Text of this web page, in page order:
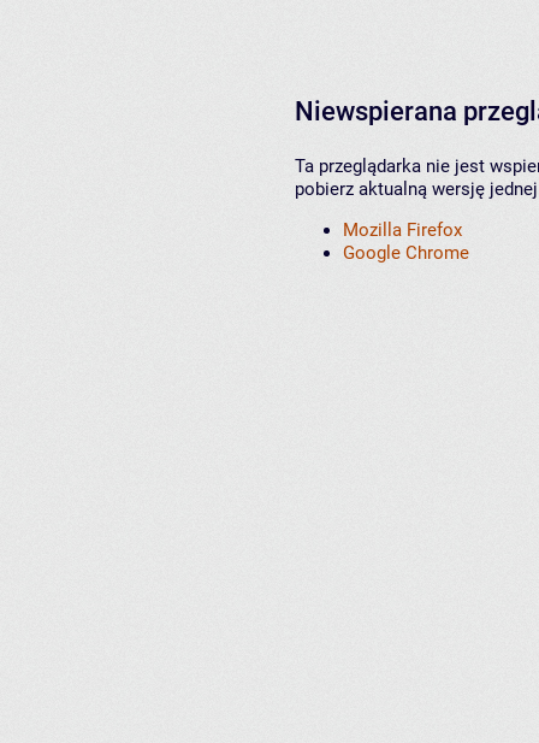
Niewspierana
Ta przeglądarka nie jest
pobierz aktualną wersję
Mozilla Firefox
Google Chrome